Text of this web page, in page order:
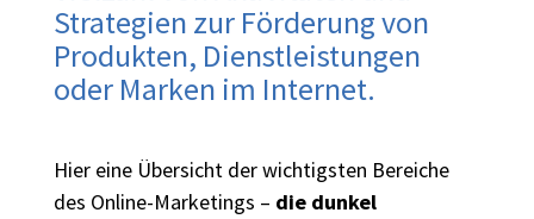
Strategien zur Förderung von
Produkten, Dienstleistungen
oder Marken im Internet.
Hier eine Übersicht der wichtigsten Bereiche
des Online-Marketings – die dunkel